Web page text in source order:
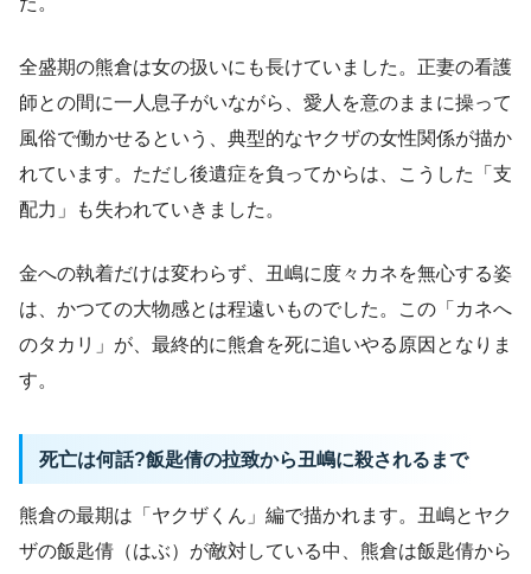
全盛期の熊倉は女の扱いにも長けていました。正妻の看護
師との間に一人息子がいながら、愛人を意のままに操って
風俗で働かせるという、典型的なヤクザの女性関係が描か
れています。ただし後遺症を負ってからは、こうした「支
配力」も失われていきました。
金への執着だけは変わらず、丑嶋に度々カネを無心する姿
は、かつての大物感とは程遠いものでした。この「カネへ
のタカリ」が、最終的に熊倉を死に追いやる原因となりま
す。
死亡は何話?飯匙倩の拉致から丑嶋に殺されるまで
熊倉の最期は「ヤクザくん」編で描かれます。丑嶋とヤク
ザの飯匙倩（はぶ）が敵対している中、熊倉は飯匙倩から